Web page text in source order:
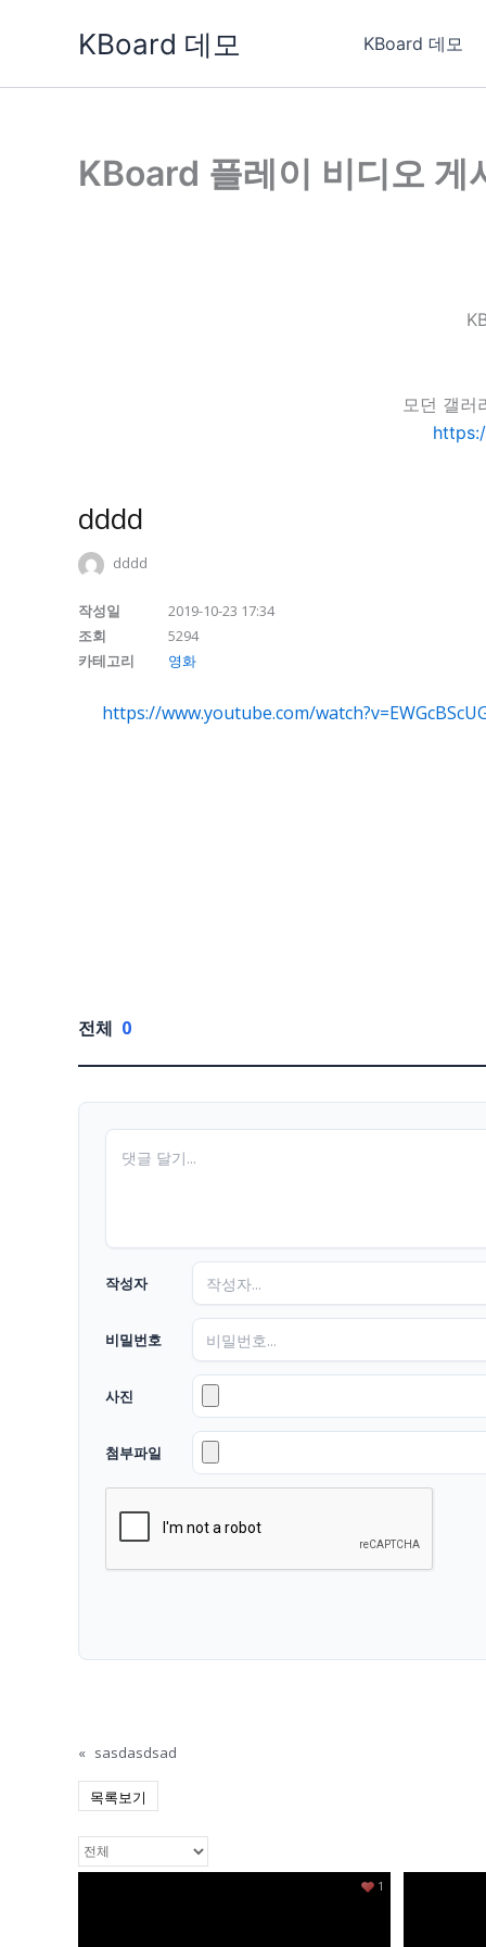
KBoard 데모 KBoard 데모
KBoard 플레이 비디오 게
모던 갤러
dddd
dddd
작성일
2019-10-23 17:34
조회
5294
카테고리
영화
https://www.youtube.com/
전체 0
작성자
비밀번호
사진
첨부파일
« sasdasdsad
목록보기
1